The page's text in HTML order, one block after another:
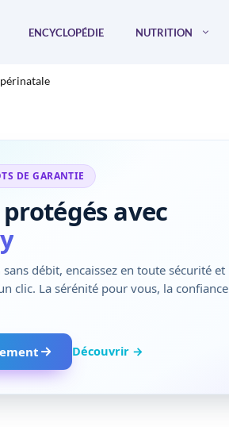
ENCYCLOPÉDIE NUTRITION
DE GARANTIE
avec
débit, encaissez en toute sécurité et
clic. La sérénité pour vous, la confiance
Découvrir →